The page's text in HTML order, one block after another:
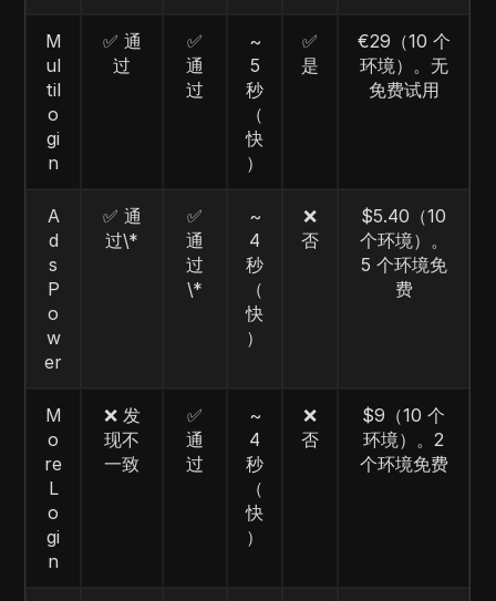
M
ul
til
o
gi
n
✅ 通
过
✅
通
过
~
5
秒
（
快
）
✅
是
€29（10 个
环境）。无
免费试用
A
d
s
P
o
w
er
✅ 通
过\*
✅
通
过
\*
~
4
秒
（
快
）
❌
否
$5.40（10
个环境）。
5 个环境免
费
M
o
re
L
o
gi
n
❌ 发
现不
一致
✅
通
过
~
4
秒
（
快
）
❌
否
$9（10 个
环境）。2
个环境免费